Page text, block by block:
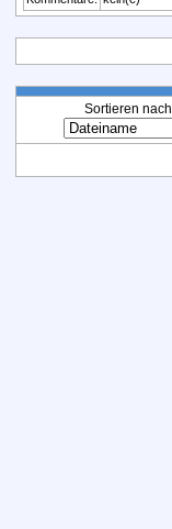
Sortieren nach